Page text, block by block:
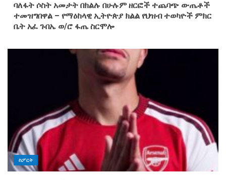
ባለፋት ሶስት አመታት በክልሉ በሁሉም ዘርፎች ተጨባጭ ውጤቶች
ተመዝግበዋል – የማዕከላዊ ኢትዮጵያ ክልል የህዝብ ተወካዮች ምክር
ቤት አፈ ጉበኤ ወ/ሮ ፋጤ ስርሞሎ
ስፖርት